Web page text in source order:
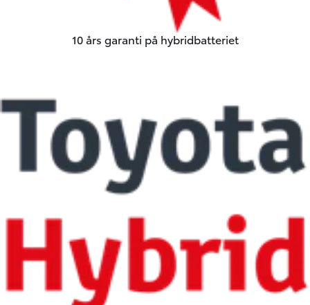
10 års garanti på hybridbatteriet